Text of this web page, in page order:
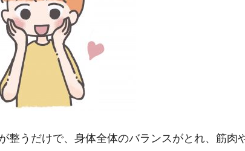
整うだけで、身体全体のバランスがとれ、筋肉